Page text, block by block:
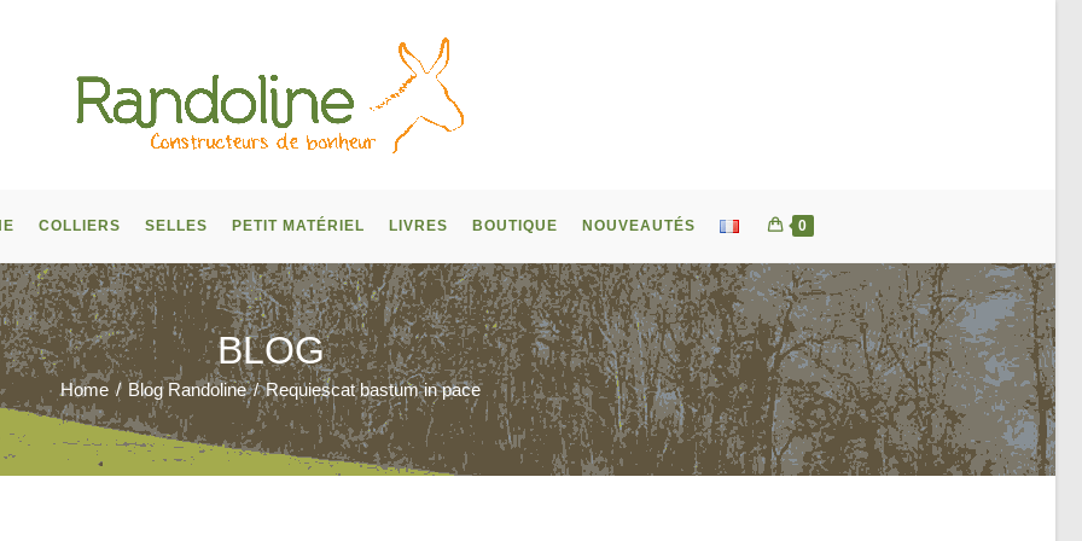
COLLIERS SELLES PETIT MATÉRIEL LIVRES BOUTIQUE NOUVEAUTÉS 0
BLOG
Home / Blog Randoline / Requiescat bastum in pace